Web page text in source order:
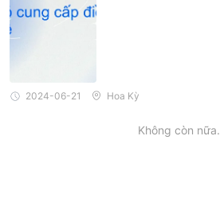
2024-06-21 Hoa Kỳ
Không còn nữa.